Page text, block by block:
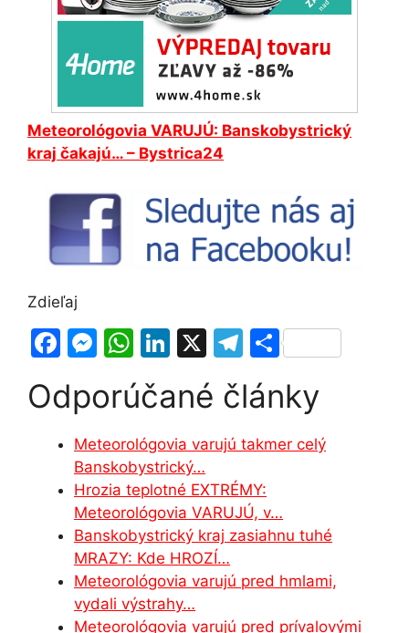
Meteorológovia VARUJÚ: Banskobystrický
kraj čakajú… – Bystrica24
Zdieľaj
F
c
e
b
o
o
k
M
s
s
e
n
g
er
W
at
s
A
p
p
Li
k
e
dI
n
X
T
e
gr
a
m
S
ar
Odporúčané články
Meteorológovia varujú takmer celý
Banskobystrický…
Hrozia teplotné EXTRÉMY:
Meteorológovia VARUJÚ, v…
Banskobystrický kraj zasiahnu tuhé
MRAZY: Kde HROZÍ…
Meteorológovia varujú pred hmlami,
vydali výstrahy…
Meteorológovia varujú pred prívalovými